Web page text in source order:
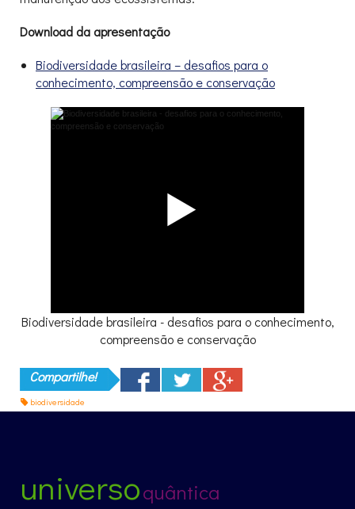
Download da apresentação
Biodiversidade brasileira – desafios para o
conhecimento, compreensão e conservação
Biodiversidade brasileira - desafios para o conhecimento,
compreensão e conservação
Compartilhe!
biodiversidade
universoquântica